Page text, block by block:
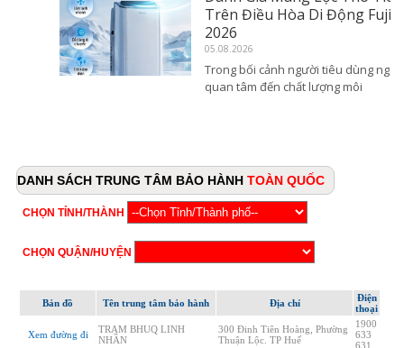
Trên Điều Hòa Di Động Fujihome
2026
05.08.2026
Trong bối cảnh người tiêu dùng ngày càng
quan tâm đến chất lượng môi